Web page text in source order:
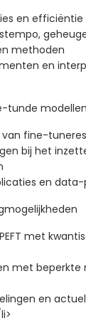
en efficiëntie
methoden
en
tunde modellen
van fine-
bij het
en data-
met
met beperkte
en